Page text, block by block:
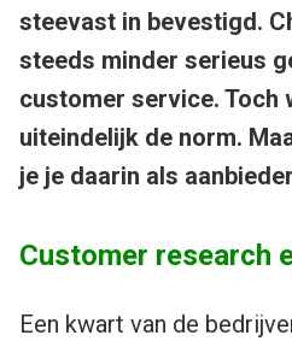
steevast in bevestigd.
steeds minder serieus
customer service. Toch
uiteindelijk de norm.
je je daarin als
Customer research
Een kwart van de